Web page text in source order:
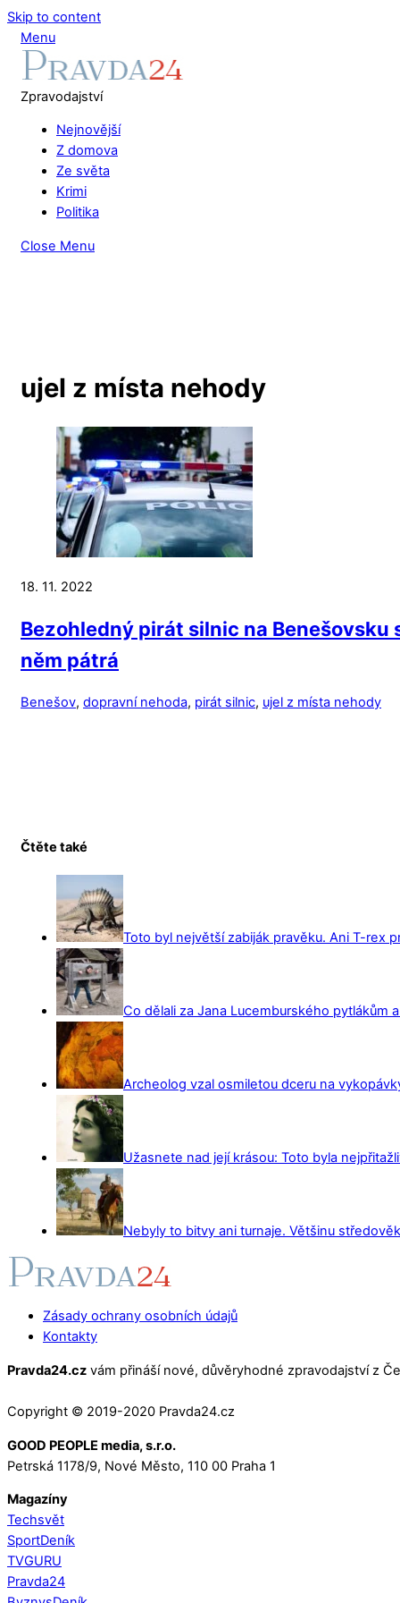
Skip to content
Menu
Zpravodajství
Nejnovější
Z domova
Ze světa
Krimi
Politika
Close Menu
ujel z místa nehody
18. 11. 2022
Bezohledný pirát silnic na
něm pátrá
Benešov, dopravní nehoda, pirát silnic, ujel z místa nehody
Čtěte také
Toto byl největší zabiják pravěku. Ani T-rex
Co dělali za Jana Lucemburského pytlákům
Archeolog vzal osmiletou dceru na
Užasnete nad její krásou: Toto byla
Nebyly to bitvy ani turnaje. Většinu
Zásady ochrany osobních údajů
Kontakty
Pravda24.cz vám přináší nové, důvěryhodné zpravodajství z
Copyright © 2019-2020 Pravda24.cz
GOOD PEOPLE media, s.r.o.
Petrská 1178/9, Nové Město, 110 00 Praha 1
Magazíny
Techsvět
SportDeník
TVGURU
Pravda24